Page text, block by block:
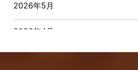
お客様の声
2026年5月
2026年4月